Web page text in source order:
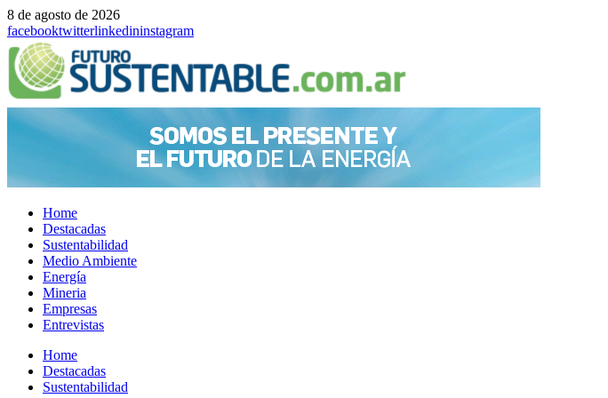
8 de agosto de 2026
facebooktwitterlinkedininstagram
Home
Destacadas
Sustentabilidad
Medio Ambiente
Energía
Mineria
Empresas
Entrevistas
Menu
Home
Destacadas
Sustentabilidad